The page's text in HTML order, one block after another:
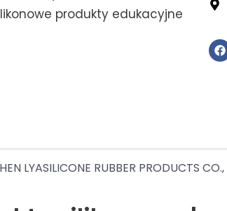
produkty edukacyjne
F
a
c
LYASILICONE RUBBER PRODUCTS